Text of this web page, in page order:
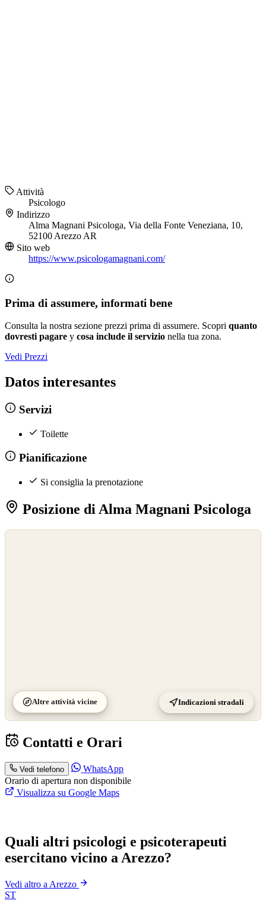
Attività
Psicologo
Indirizzo
Alma Magnani Psicologa, Via della Fonte Veneziana, 10,
52100 Arezzo AR
Sito web
https://www.psicologamagnani.com/
Prima di assumere, informati bene
Consulta la nostra sezione prezzi prima di assumere. Scopri quanto
dovresti pagare y cosa include il servizio nella tua zona.
Vedi Prezzi
Datos interesantes
Servizi
Toilette
Pianificazione
Si consiglia la prenotazione
Posizione di Alma Magnani Psicologa
Altre attività vicine Indicazioni stradali
Contatti e Orari
Vedi telefono
WhatsApp
Orario di apertura non disponibile
Visualizza su Google Maps
Quali altri psicologi e psicoterapeuti
esercitano vicino a Arezzo?
Vedi altro a Arezzo
ST